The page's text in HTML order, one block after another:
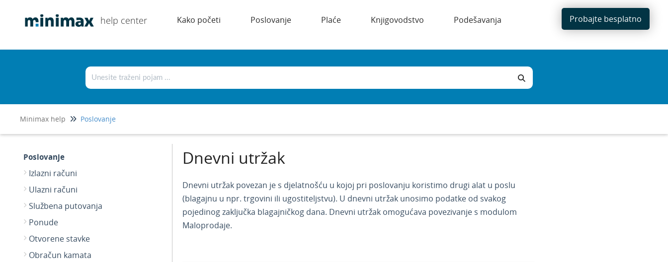
help center Kako početi Poslovanje Plaće Knjigovodstvo Podešavanja Probajte besplatno
Minimax help Poslovanje
Poslovanje
Izlazni računi
Ulazni računi
Službena putovanja
Ponude
Otvorene stavke
Obračun kamata
Dnevni utržak
Dnevni utržak povezan je s djelatnošću u kojoj pri poslovanju koristimo drugi alat u poslu
(blagajnu u npr. trgovini ili ugostiteljstvu). U dnevni utržak unosimo podatke od svakog
pojedinog zaključka blagajničkog dana. Dnevni utržak omogućava povezivanje s modulom
Maloprodaje.